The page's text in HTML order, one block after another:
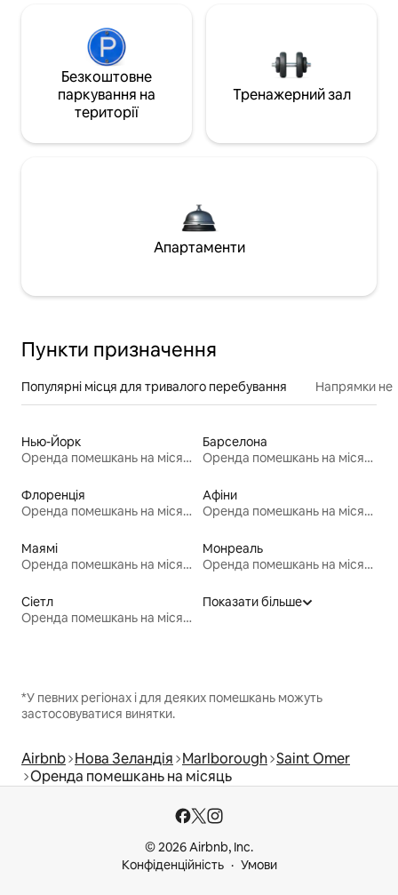
Безкоштовне
паркування на
території
Тренажерний зал
Апартаменти
Пункти призначення
Популярні місця для тривалого перебування Напрямки
Нью-Йорк
Оренда помешкань на місяць
Барселона
Оренда помешкань на місяць
Флоренція
Оренда помешкань на місяць
Афіни
Оренда помешкань на місяць
Маямі
Оренда помешкань на місяць
Монреаль
Оренда помешкань на місяць
Сіетл
Оренда помешкань на місяць
Показати більше
*У певних регіонах і для деяких помешкань можуть
застосовуватися винятки.
Airbnb Нова Зеландія Мarlborough Saint Omer
Оренда помешкань на місяць
© 2026 Airbnb, Inc.
Конфіденційність
Умови